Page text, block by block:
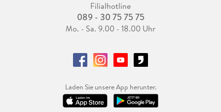
Filialhotline
089 - 30 75 75 75
Mo. - Sa. 9.00 - 18.00 Uhr
Laden Sie unsere App herunter.